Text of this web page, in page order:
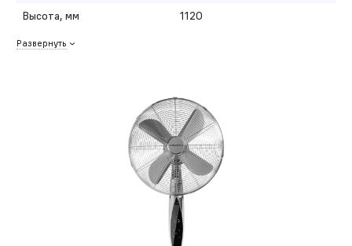
Высота, мм
1120
Развернуть